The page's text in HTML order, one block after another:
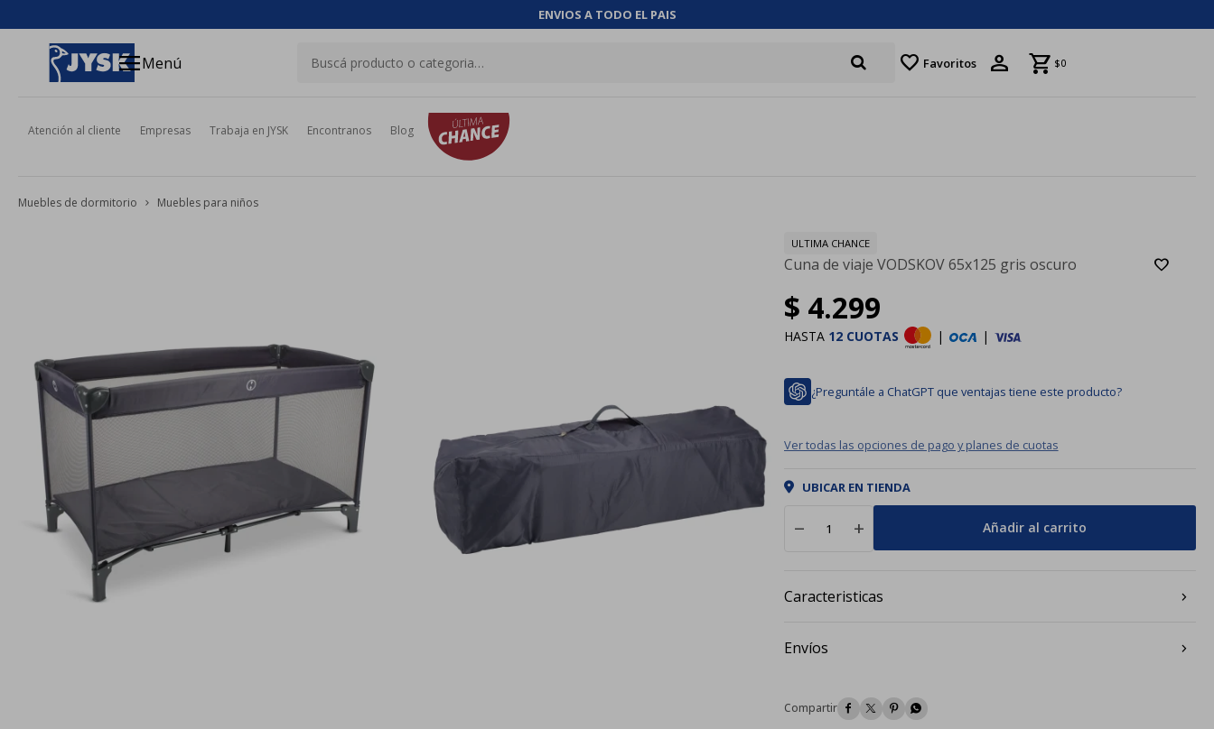
ENVIOS A TODO EL PAIS
menuMenú favorite Favoritos $0
Atención al cliente Empresas Trabaja en JYSK Encontranos Blog
Muebles de dormitorio Muebles para niños
ULTIMA CHANCE
Cuna de viaje VODSKOV 65x125 gris oscuro
$ 4.299
HASTA 12 CUOTAS | |
¿Preguntále a ChatGPT que ventajas tiene este producto?
Ver todas las opciones de pago y planes de cuotas
UBICAR EN TIENDA
remove add Añadir al carrito
Caracteristicas
Envíos
   
close